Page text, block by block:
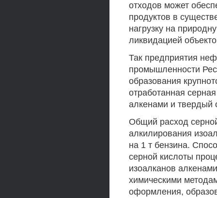
отходов может
продуктов в
нагрузку на
ликвидацией
Так предприятия
промышленности
образования
отработанная
алкенами и твердый
Общий расход
алкилирования
на 1 т бензина.
серной кислоты
изоалканов
химическими
оформления,